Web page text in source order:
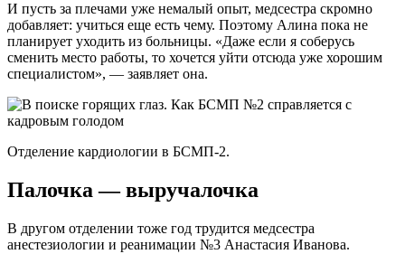
И пусть за плечами уже немалый опыт, медсестра скромно
добавляет: учиться еще есть чему. Поэтому Алина пока не
планирует уходить из больницы. «Даже если я соберусь
сменить место работы, то хочется уйти отсюда уже хорошим
специалистом», — заявляет она.
Отделение кардиологии в БСМП-2.
Палочка — выручалочка
В другом отделении тоже год трудится медсестра
анестезиологии и реанимации №3 Анастасия Иванова.